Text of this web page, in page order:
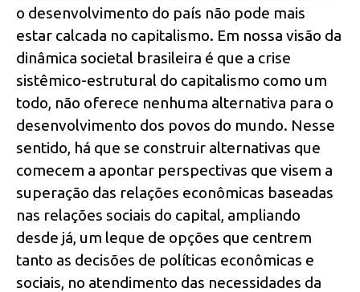
o desenvolvimento do país não pode mais
estar calcada no capitalismo. Em nossa visão da
dinâmica societal brasileira é que a crise
sistêmico-estrutural do capitalismo como um
todo, não oferece nenhuma alternativa para o
desenvolvimento dos povos do mundo. Nesse
sentido, há que se construir alternativas que
comecem a apontar perspectivas que visem a
superação das relações econômicas baseadas
nas relações sociais do capital, ampliando
desde já, um leque de opções que centrem
tanto as decisões de políticas econômicas e
sociais, no atendimento das necessidades da